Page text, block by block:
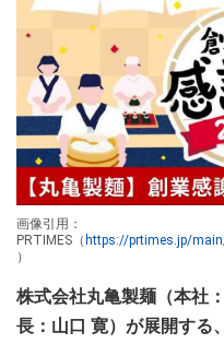
画像引用：
PRTIMES（ https://prtimes.jp/
）
株式会社丸亀製麺（本社
長：山口 寛）が展開する